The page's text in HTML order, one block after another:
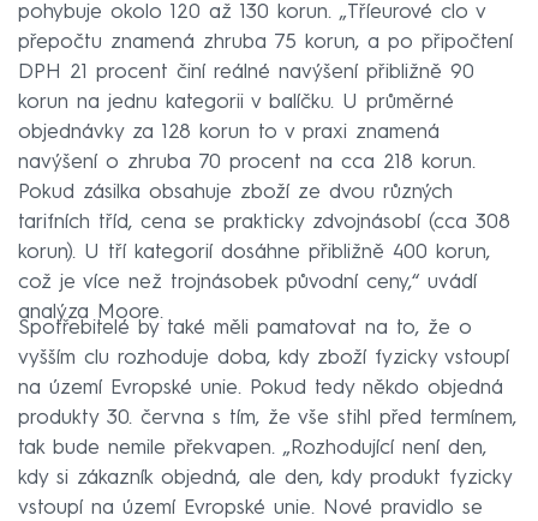
pohybuje okolo 120 až 130 korun. „Tříeurové clo v
přepočtu znamená zhruba 75 korun, a po připočtení
DPH 21 procent činí reálné navýšení přibližně 90
korun na jednu kategorii v balíčku. U průměrné
objednávky za 128 korun to v praxi znamená
navýšení o zhruba 70 procent na cca 218 korun.
Pokud zásilka obsahuje zboží ze dvou různých
tarifních tříd, cena se prakticky zdvojnásobí (cca 308
korun). U tří kategorií dosáhne přibližně 400 korun,
což je více než trojnásobek původní ceny,“ uvádí
analýza Moore.
Spotřebitelé by také měli pamatovat na to, že o
vyšším clu rozhoduje doba, kdy zboží fyzicky vstoupí
na území Evropské unie. Pokud tedy někdo objedná
produkty 30. června s tím, že vše stihl před termínem,
tak bude nemile překvapen. „Rozhodující není den,
kdy si zákazník objedná, ale den, kdy produkt fyzicky
vstoupí na území Evropské unie. Nové pravidlo se